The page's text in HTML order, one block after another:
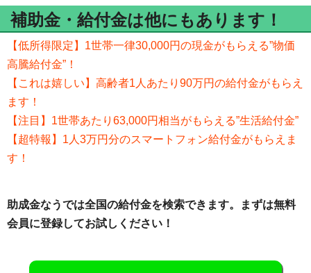
補助金・給付金は他にもあります！
【低所得限定】1世帯一律30,000円の現金がもらえる”物価
高騰給付金”！
【これは嬉しい】高齢者1人あたり90万円の給付金がもらえ
ます！
【注目】1世帯あたり63,000円相当がもらえる”生活給付金”
【超特報】1人3万円分のスマートフォン給付金がもらえま
す！
助成金なうでは全国の給付金を検索できます。まずは無料
会員に登録してお試しください！